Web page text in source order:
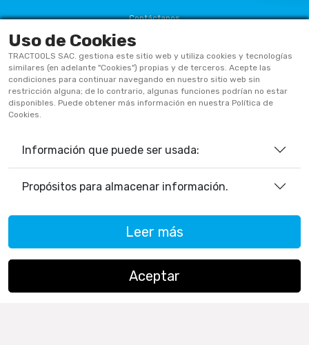
Contáctanos
Términos Y Condiciones
Políticas De Privacidad
Políticas De Cookies
Preguntas Frecuentes
933906515
Horario de Atención:
/ 2:00 p.m. a 5:30 p.m.
Sábados: 9:00 a.m. a 12:30 p.m.
Uso de Cookies
TRACTOOLS SAC. gestiona este sitio web y utiliza cookies y tecnologías
similares (en adelante "Cookies") propias y de terceros. Acepte las
condiciones para continuar navegando en nuestro sitio web sin
restricción alguna; de lo contrario, algunas funciones podrían no estar
disponibles. Puede obtener más información en nuestra Política de
Cookies.
Información que puede ser usada:
Propósitos para almacenar información.
Leer más
Aceptar